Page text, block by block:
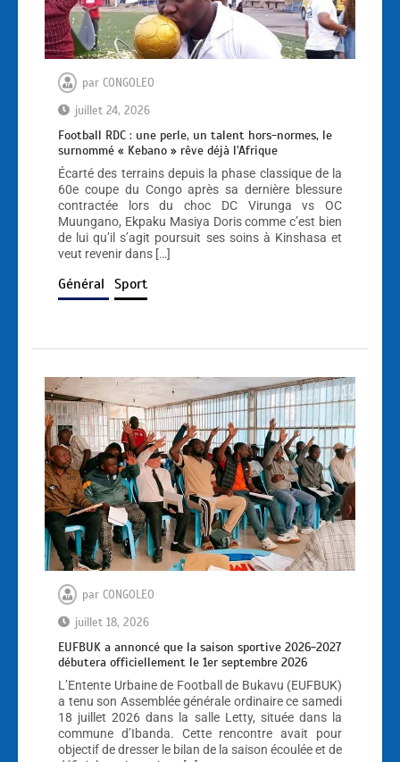
par CONGOLEO
juillet 24, 2026
Football RDC : une perle, un talent hors-normes, le
surnommé « Kebano » rêve déjà l’Afrique
Écarté des terrains depuis la phase classique de la
60e coupe du Congo après sa dernière blessure
contractée lors du choc DC Virunga vs OC
Muungano, Ekpaku Masiya Doris comme c’est bien
de lui qu’il s’agit poursuit ses soins à Kinshasa et
veut revenir dans […]
Général Sport
par CONGOLEO
juillet 18, 2026
EUFBUK a annoncé que la saison sportive 2026-2027
débutera officiellement le 1er septembre 2026
L’Entente Urbaine de Football de Bukavu (EUFBUK)
a tenu son Assemblée générale ordinaire ce samedi
18 juillet 2026 dans la salle Letty, située dans la
commune d’Ibanda. Cette rencontre avait pour
objectif de dresser le bilan de la saison écoulée et de